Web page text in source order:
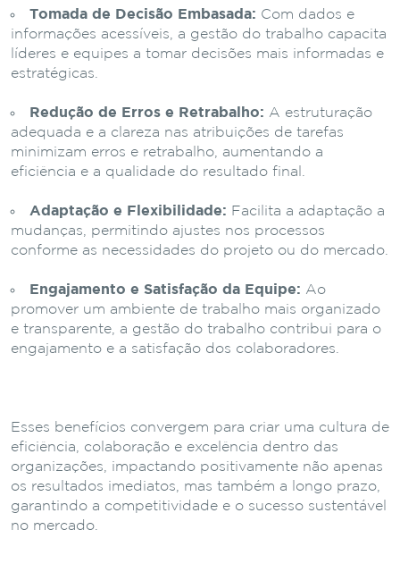
Tomada de Decisão Embasada: Com dados e
informações acessíveis, a gestão do trabalho capacita
líderes e equipes a tomar decisões mais informadas e
estratégicas.
Redução de Erros e Retrabalho: A estruturação
adequada e a clareza nas atribuições de tarefas
minimizam erros e retrabalho, aumentando a
eficiência e a qualidade do resultado final.
Adaptação e Flexibilidade: Facilita a adaptação a
mudanças, permitindo ajustes nos processos
conforme as necessidades do projeto ou do mercado.
Engajamento e Satisfação da Equipe: Ao
promover um ambiente de trabalho mais organizado
e transparente, a gestão do trabalho contribui para o
engajamento e a satisfação dos colaboradores.
Esses benefícios convergem para criar uma cultura de
eficiência, colaboração e excelência dentro das
organizações, impactando positivamente não apenas
os resultados imediatos, mas também a longo prazo,
garantindo a competitividade e o sucesso sustentável
no mercado.